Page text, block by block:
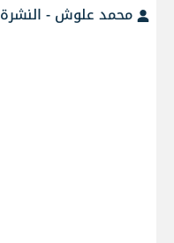
محمد علوش - النشرة